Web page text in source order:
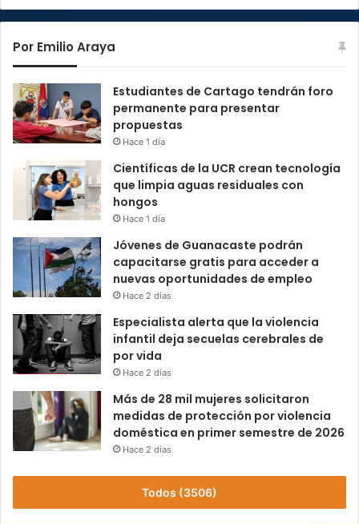
Por Emilio Araya
Estudiantes de Cartago tendrán foro
permanente para presentar
propuestas
Hace 1 día
Científicas de la UCR crean tecnología
que limpia aguas residuales con
hongos
Hace 1 día
Jóvenes de Guanacaste podrán
capacitarse gratis para acceder a
nuevas oportunidades de empleo
Hace 2 días
Especialista alerta que la violencia
infantil deja secuelas cerebrales de
por vida
Hace 2 días
Más de 28 mil mujeres solicitaron
medidas de protección por violencia
doméstica en primer semestre de 2026
Hace 2 días
Todos (3506)